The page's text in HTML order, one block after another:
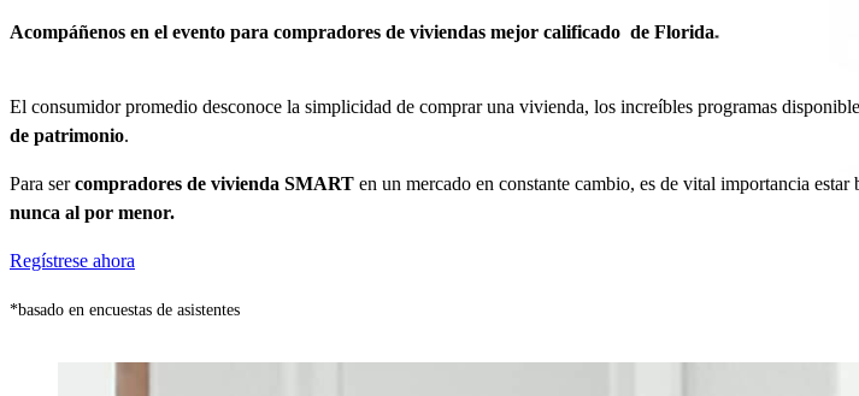
Acompáñenos en el evento para compradores de viviendas mejor calificado de Florida*
El consumidor promedio desconoce la simplicidad de comprar una vivienda, los increíbles programas
de patrimonio.
Para sercompradores de vivienda SMART en un mercado en constante cambio, es de vital importancia
nunca al por menor.
Regístrese ahora
*basado en encuestas de asistentes